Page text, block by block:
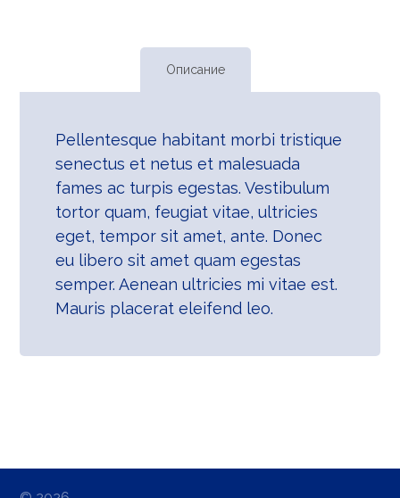
Описание
Pellentesque habitant morbi tristique
senectus et netus et malesuada
fames ac turpis egestas. Vestibulum
tortor quam, feugiat vitae, ultricies
eget, tempor sit amet, ante. Donec
eu libero sit amet quam egestas
semper. Aenean ultricies mi vitae est.
Mauris placerat eleifend leo.